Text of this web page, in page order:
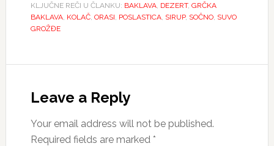
KLJUČNE REČI U ČLANKU: BAKLAVA, DEZERT, GRČKA
BAKLAVA, KOLAČ, ORASI POSLASTICA, SIRUP, SOČNO, SUVO
GROŽĐE
Interactions
Leave a Reply
Your email address will not be published.
Required fields are marked *